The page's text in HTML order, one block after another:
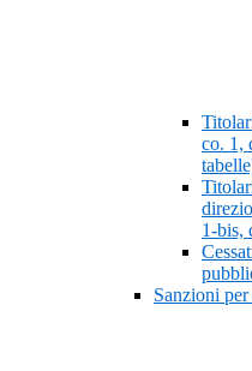
co. 1,
1-bis,
Sanzioni